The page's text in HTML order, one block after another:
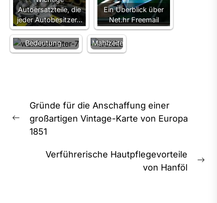
Autoersatzteile, die
jeder Autobesitzer…
Ein Überblick über
Net.hr Freemail
Holz in der
Weinbereitung -
Tradition und
Bedeutung…
Gutscheincode
–
Genießen
Sie Ihre
Mahlzeiten…
Previous
post:
Gründe für die Anschaffung einer
großartigen Vintage-Karte von Europa
1851
Verführerische Hautpflegevorteile
von Hanföl